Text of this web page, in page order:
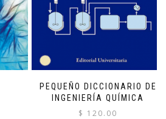
PEQUEÑO DICCIONARIO DE
INGENIERÍA QUÍMICA
$ 120.00